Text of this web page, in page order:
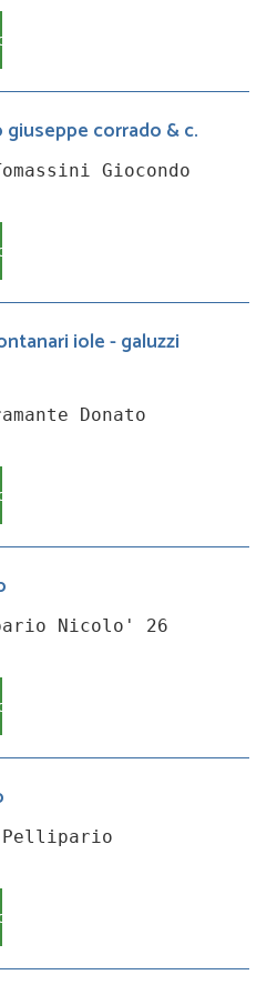
corrado & c.
Giocondo
iole - galuzzi
Donato
Nicolo' 26